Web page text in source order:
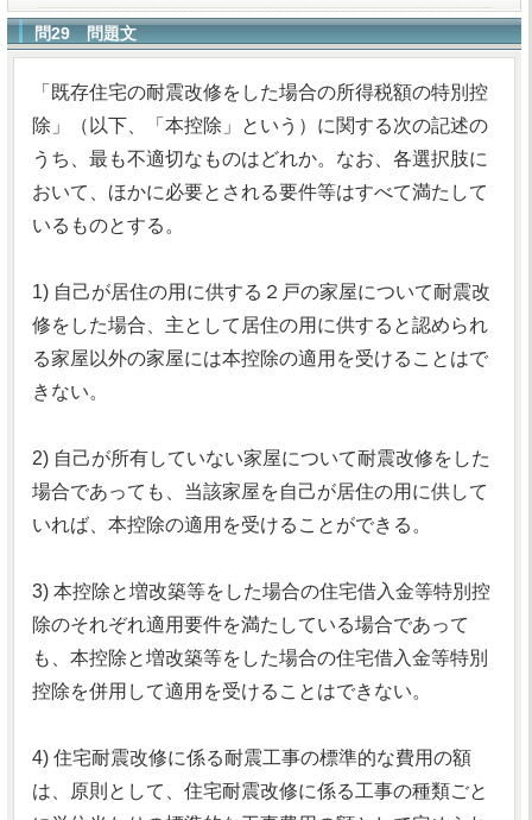
問29 問題文
「既存住宅の耐震改修をした場合の所得税額の特別控
除」（以下、「本控除」という）に関する次の記述の
うち、最も不適切なものはどれか。なお、各選択肢に
おいて、ほかに必要とされる要件等はすべて満たして
いるものとする。
1) 自己が居住の用に供する２戸の家屋について耐震改
修をした場合、主として居住の用に供すると認められ
る家屋以外の家屋には本控除の適用を受けることはで
きない。
2) 自己が所有していない家屋について耐震改修をした
場合であっても、当該家屋を自己が居住の用に供して
いれば、本控除の適用を受けることができる。
3) 本控除と増改築等をした場合の住宅借入金等特別控
除のそれぞれ適用要件を満たしている場合であって
も、本控除と増改築等をした場合の住宅借入金等特別
控除を併用して適用を受けることはできない。
4) 住宅耐震改修に係る耐震工事の標準的な費用の額
は、原則として、住宅耐震改修に係る工事の種類ごと